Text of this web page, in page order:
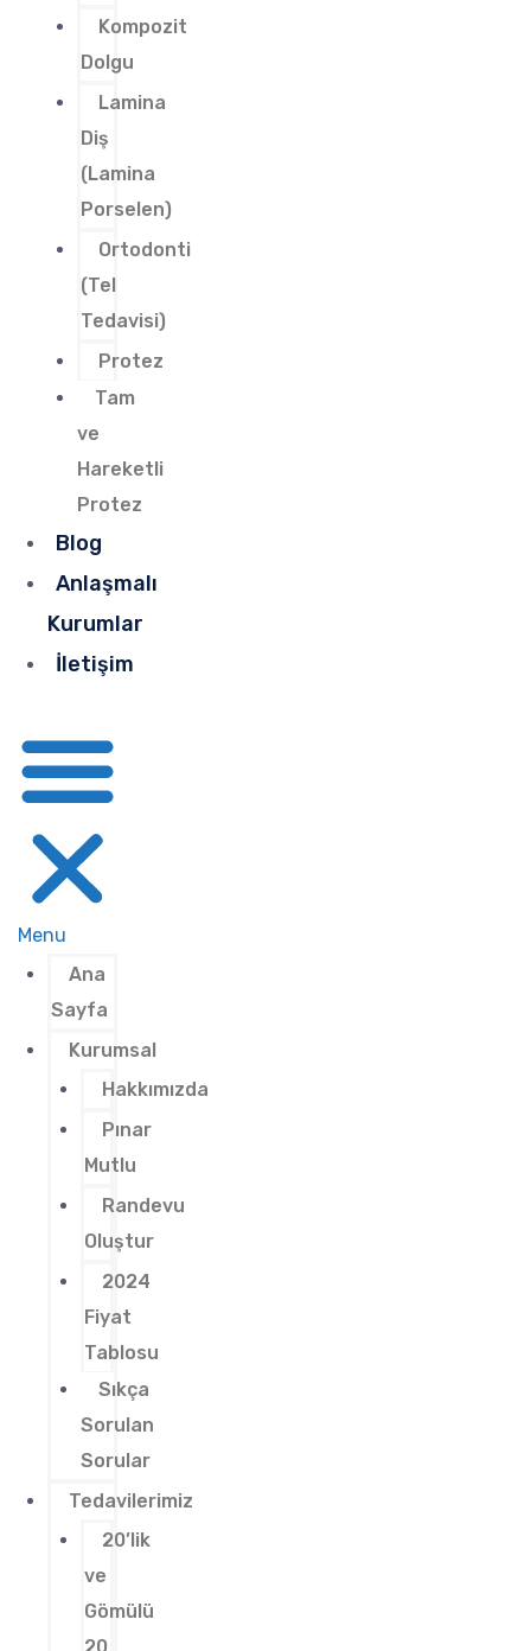
Kompozit
Dolgu
Lamina
Diş
(Lamina
Porselen)
Ortodonti
(Tel
Tedavisi)
Protez
Tam
ve
Hareketli
Protez
Blog
Anlaşmalı
Kurumlar
İletişim
Menu
Ana
Sayfa
Kurumsal
Hakkımızda
Pınar
Mutlu
Randevu
Oluştur
2024
Fiyat
Tablosu
Sıkça
Sorulan
Sorular
Tedavilerimiz
20’lik
ve
Gömülü